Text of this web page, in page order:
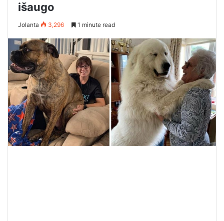
išaugo
Jolanta 3,296 1 minute read